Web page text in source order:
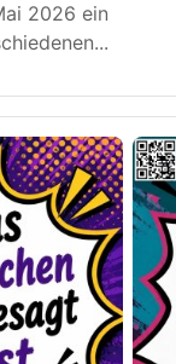
2026 ein
...